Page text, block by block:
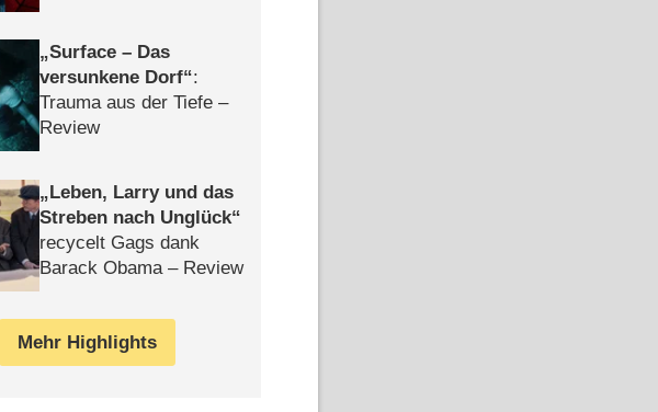
Surface – Das
versunkene Dorf :
Trauma aus der Tiefe –
Review
Leben, Larry und das
Streben nach Unglück
recycelt Gags dank
Barack Obama – Review
Mehr Highlights